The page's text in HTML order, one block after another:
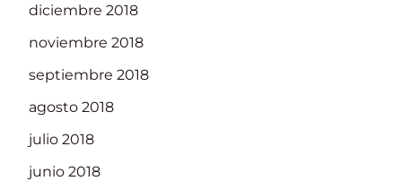
diciembre 2018
noviembre 2018
septiembre 2018
agosto 2018
julio 2018
junio 2018